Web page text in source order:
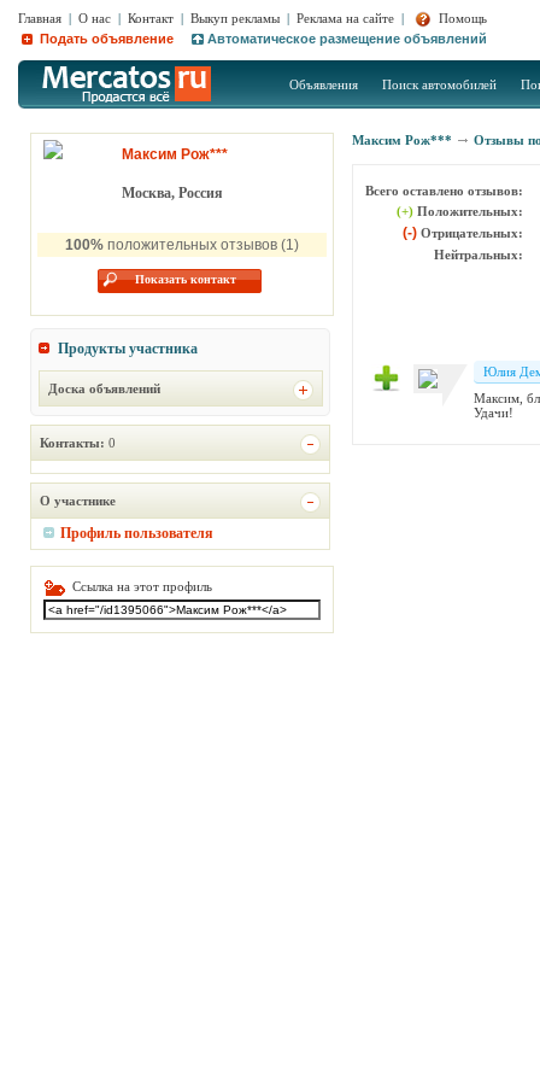
Главная | О нас | Контакт | Выкуп рекламы | Реклама на сайте |
Помощь
Подать объявление
Автоматическое размещение объявлений
Объявления Поиск автомобилей
Максим Рож***
Москва, Россия
100% положительных отзывов (1)
Показать контакт
Продукты участника
Доска объявлений
Контакты: 0
О участнике
Профиль пользователя
Ссылка на этот профиль
Максим Рож*** Отзывы
Всего оставлено отзывов:
(+) Положительных:
(-) Отрицательных:
Нейтральных:
Юлия
Максим,
Удачи!